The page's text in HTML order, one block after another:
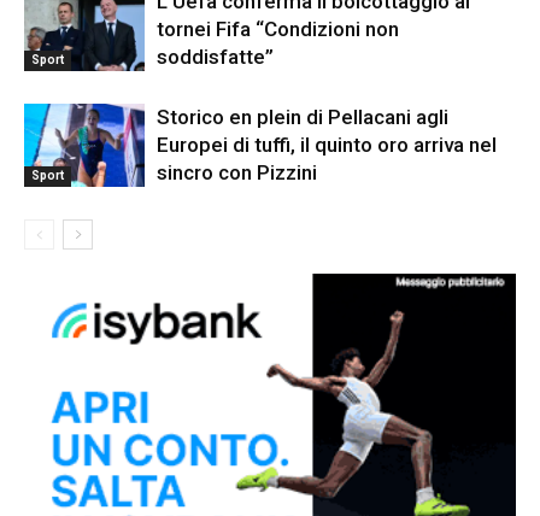
Sport
tornei Fifa “Condizioni non
soddisfatte”
Sport
Storico en plein di Pellacani agli
Europei di tuffi, il quinto oro arriva nel
sincro con Pizzini